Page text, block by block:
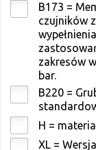
B173 =
czujników
zakresów
bar.
B220 =
H =
XL =